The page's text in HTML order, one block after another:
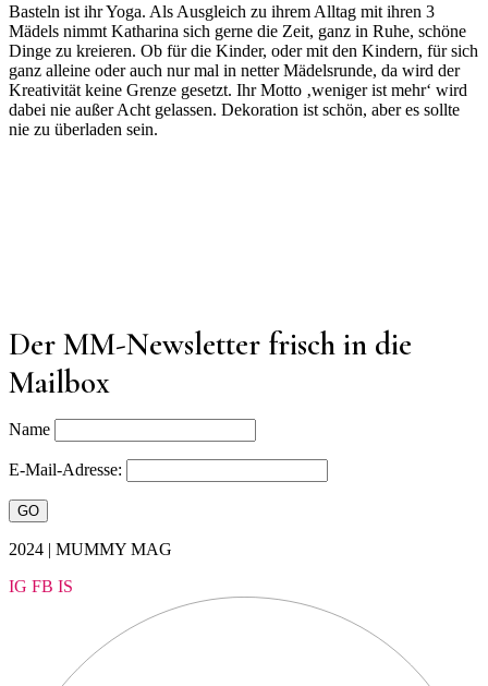
Basteln ist ihr Yoga. Als Ausgleich zu ihrem Alltag mit ihren 3
Mädels nimmt Katharina sich gerne die Zeit, ganz in Ruhe, schöne
Dinge zu kreieren. Ob für die Kinder, oder mit den Kindern, für sich
ganz alleine oder auch nur mal in netter Mädelsrunde, da wird der
Kreativität keine Grenze gesetzt. Ihr Motto ‚weniger ist mehr‘ wird
dabei nie außer Acht gelassen. Dekoration ist schön, aber es sollte
nie zu überladen sein.
Der MM-Newsletter frisch in die
Mailbox
Name
E-Mail-Adresse:
2024 | MUMMY MAG
IG FB IS